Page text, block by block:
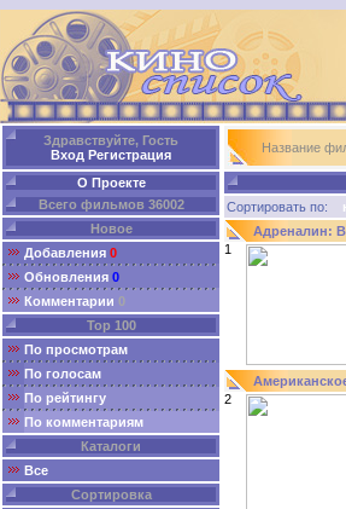
Здравствуйте, Гость
Вход Регистрация
О Проекте
Всего фильмов 36002
Новое
Добавления 0
Обновления 0
Комментарии 0
Top 100
По просмотрам
По голосам
По рейтингу
По комментариям
Каталоги
Все
Сортировка
Название
Сортировать по:
Адреналин:
1
2